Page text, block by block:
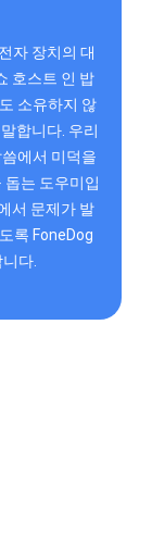
자 장치의 대
호스트 인 밥
소유하지 않
합니다. 우리
에서 미덕을
돕는 도우미입
서 문제가 발
록 FoneDog
다.